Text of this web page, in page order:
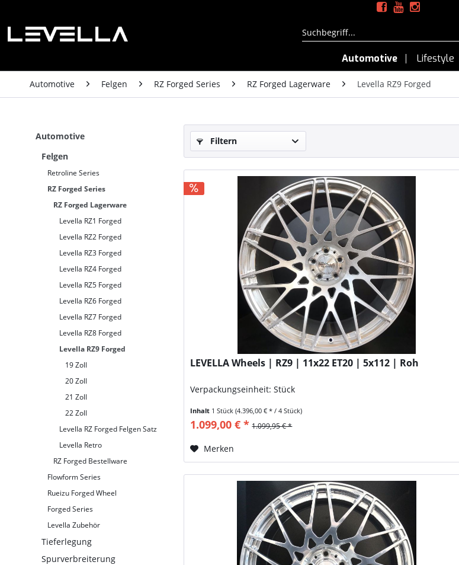
Automotive Lifestyle
Automotive Felgen RZ Forged Series RZ Forged Lagerware Levella RZ9 Forged
Automotive
Felgen
Retroline Series
RZ Forged Series
RZ Forged Lagerware
Levella RZ1 Forged
Levella RZ2 Forged
Levella RZ3 Forged
Levella RZ4 Forged
Levella RZ5 Forged
Levella RZ6 Forged
Levella RZ7 Forged
Levella RZ8 Forged
Levella RZ9 Forged
19 Zoll
20 Zoll
21 Zoll
22 Zoll
Levella RZ Forged Felgen Satz
Levella Retro
RZ Forged Bestellware
Flowform Series
Rueizu Forged Wheel
Forged Series
Levella Zubehör
Tieferlegung
Spurverbreiterung
Filtern
LEVELLA Wheels | RZ9 | 11x22 ET20 | 5x112 | Roh
Verpackungseinheit: Stück
Inhalt 1 Stück(4.396,00 € * / 4 Stück)
1.099,00 € * 1.099,95 € *
Merken